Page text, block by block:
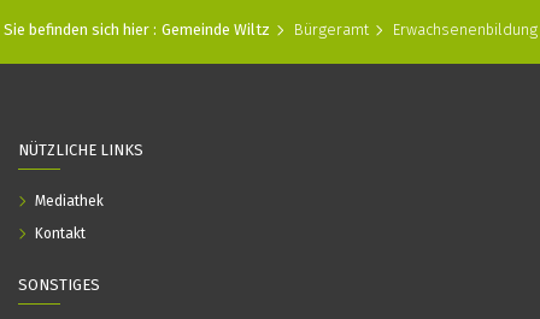
Sie befinden sich hier : Gemeinde Wiltz Bürgeramt Erwachsenenbildung
NÜTZLICHE LINKS
Mediathek
Kontakt
SONSTIGES